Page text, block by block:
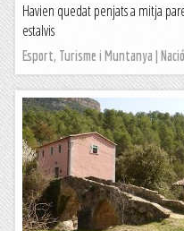
Havien quedat penjats a mitja
estalvis
Esport, Turisme i Muntanya |